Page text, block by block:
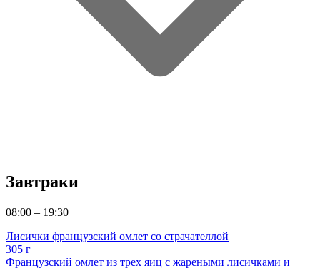
Завтраки
08:00 – 19:30
Лисички французский омлет со страчателлой
305 г
Французский омлет из трех яиц с жареными лисичками и